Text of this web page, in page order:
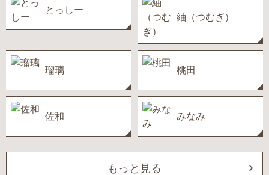
とっしー
紬（つむぎ）
瑠璃 桃田
佐和 みなみ
もっと見る